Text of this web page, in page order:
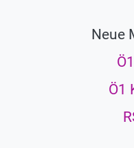
Neue
Ö1